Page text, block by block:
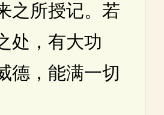
之所授记。若
处，有大功
德，能满一切